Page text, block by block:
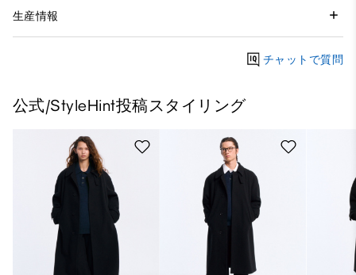
生産情報
チャットで質問
公式/StyleHint投稿スタイリング